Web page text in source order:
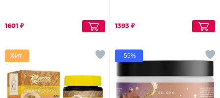
1601 ₽ 1393 ₽
-55%